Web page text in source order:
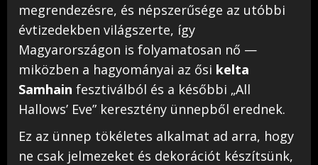
megrendezésre, és népszerűsége az utóbbi
évtizedekben világszerte, így
Magyarországon is folyamatosan nő —
miközben a hagyományai az ősi kelta
Samhain fesztiválból és a későbbi „All
Hallows’ Eve” keresztény ünnepből erednek.
Ez az ünnep tökéletes alkalmat ad arra, hogy
ne csak jelmezeket és dekorációt készítsünk,